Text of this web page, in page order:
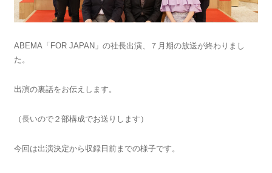
ABEMA「FOR JAPAN」の社長出演、７月期の放送が終わりまし
た。
出演の裏話をお伝えします。
（長いので２部構成でお送りします）
今回は出演決定から収録日前までの様子です。